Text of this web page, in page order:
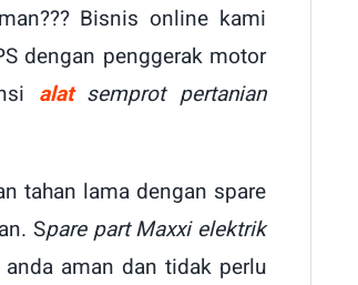
Bisnis online kami
dengan penggerak motor
alatsemprot pertanian
tahan lama dengan spare
Spare part Maxxi elektrik
aman dan tidak perlu